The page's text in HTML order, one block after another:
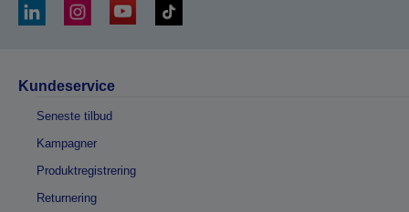
Kundeservice
Seneste tilbud
Kampagner
Produktregistrering
Returnering